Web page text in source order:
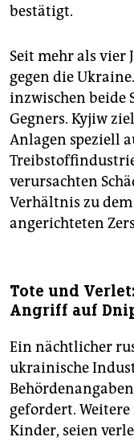
bestätigt.
Seit mehr als vier
gegen die
inzwischen beide
Gegners. Kyjiw
Anlagen speziell
verursachten
Verhältnis zu
angerichteten
Tote und
Angriff auf
Ein nächtlicher
ukrainische
gefordert.
Kinder, seien